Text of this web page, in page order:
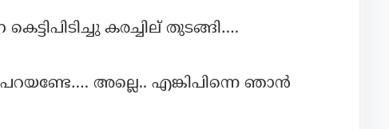
കരച്ചില് തുടങ്ങി….
അല്ലെ.. എങ്കിപിന്നെ ഞാൻ